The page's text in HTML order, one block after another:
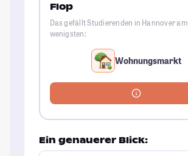
Flop
Das gefällt Studierenden in Hannover am
wenigsten:
Wohnungsmarkt
Ein genauerer Blick: